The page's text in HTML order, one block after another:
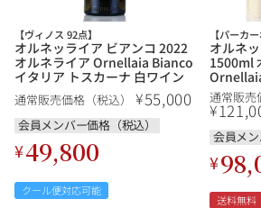
サロン ルイ
オーパス・ワン
スク
イタリア ドイツ
チリ その他国
【ヴィノス 92点】
オルネッライア ビアンコ 2022
オルネライア Ornellaia Bianco
イタリア トスカーナ 白ワイン
通常販売価格（税込） ¥55,000
会員メンバー価格（税込）
¥49,800
クール便対応可能
【パーカ
オルネ
1500ml
赤ワイン
通常販売
¥
会員メン
¥
送料無料